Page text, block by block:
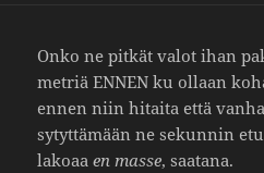
Onko ne pitkät valot ihan
metriä ENNEN ku ollaan
ennen niin hitaita että
sytyt­tä­mään ne sekunnin
lakoaaen masse, saatana.